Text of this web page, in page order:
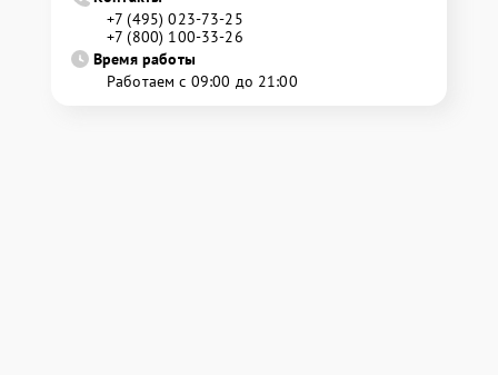
+7 (495) 023-73-25
+7 (800) 100-33-26
Время работы
Работаем с 09:00 до 21:00